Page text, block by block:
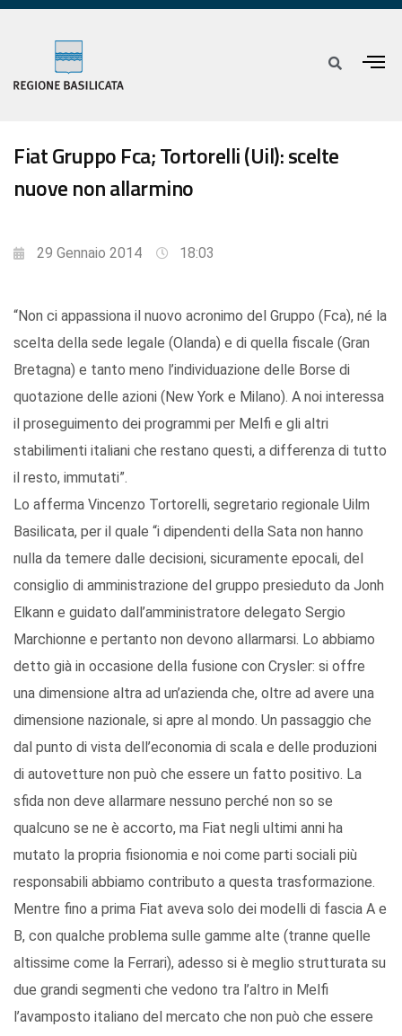
Fiat Gruppo Fca; Tortorelli (Uil): scelte
nuove non allarmino
29 Gennaio 2014 18:03
“Non ci appassiona il nuovo acronimo del Gruppo (Fca), né la
scelta della sede legale (Olanda) e di quella fiscale (Gran
Bretagna) e tanto meno l’individuazione delle Borse di
quotazione delle azioni (New York e Milano). A noi interessa
il proseguimento dei programmi per Melfi e gli altri
stabilimenti italiani che restano questi, a differenza di tutto
il resto, immutati”.
Lo afferma Vincenzo Tortorelli, segretario regionale Uilm
Basilicata, per il quale “i dipendenti della Sata non hanno
nulla da temere dalle decisioni, sicuramente epocali, del
consiglio di amministrazione del gruppo presieduto da Jonh
Elkann e guidato dall’amministratore delegato Sergio
Marchionne e pertanto non devono allarmarsi. Lo abbiamo
detto già in occasione della fusione con Crysler: si offre
una dimensione altra ad un’azienda che, oltre ad avere una
dimensione nazionale, si apre al mondo. Un passaggio che
dal punto di vista dell’economia di scala e delle produzioni
di autovetture non può che essere un fatto positivo. La
sfida non deve allarmare nessuno perché non so se
qualcuno se ne è accorto, ma Fiat negli ultimi anni ha
mutato la propria fisionomia e noi come parti sociali più
responsabili abbiamo contributo a questa trasformazione.
Mentre fino a prima Fiat aveva solo dei modelli di fascia A e
B, con qualche problema sulle gamme alte (tranne quelle
altissime come la Ferrari), adesso si è meglio strutturata su
due grandi segmenti che vedono tra l’altro in Melfi
l’avamposto italiano del mercato che non può che essere